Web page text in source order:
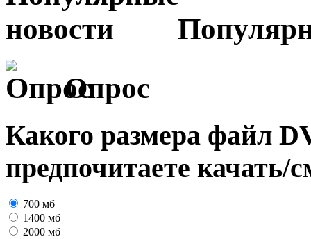
Опрос
Какого размера файл
предпочитаете качать/
700 мб
1400 мб
2000 мб